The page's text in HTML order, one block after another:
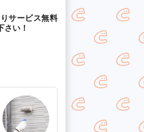
サービス無料
い！